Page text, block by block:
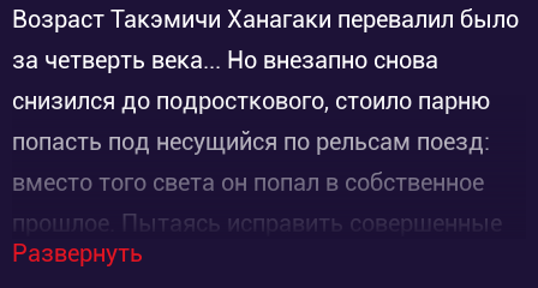
Возраст Такэмичи Ханагаки перевалил было
за четверть века... Но внезапно снова
снизился до подросткового, стоило парню
попасть под несущийся по рельсам поезд:
вместо того света он попал в собственное
прошлое. Пытаясь исправить совершенные
ранее ошибки и исключить грядущую смерть
Развернуть